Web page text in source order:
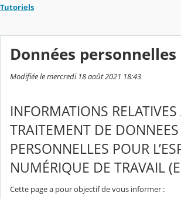
Tutoriels
Données personnelles
Modifiée le mercredi 18 août 2021 18:43
INFORMATIONS RELATIVES
TRAITEMENT DE DONNEES
PERSONNELLES POUR
NUMÉRIQUE DE TRAVAIL
Cette page a pour objectif de vous informer :